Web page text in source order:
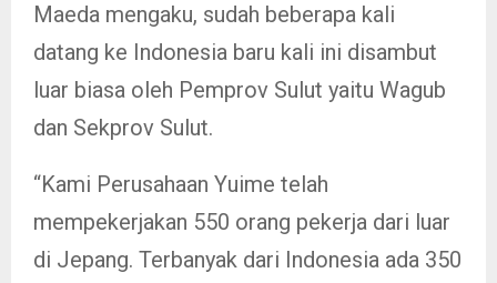
Maeda mengaku, sudah beberapa kali
datang ke Indonesia baru kali ini disambut
luar biasa oleh Pemprov Sulut yaitu Wagub
dan Sekprov Sulut.
“Kami Perusahaan Yuime telah
mempekerjakan 550 orang pekerja dari luar
di Jepang. Terbanyak dari Indonesia ada 350